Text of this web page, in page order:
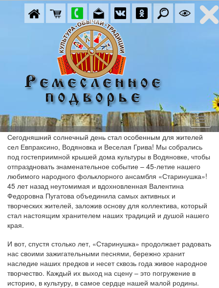
Сегодняшний солнечный день стал особенным для жителей
сел Евпраксино, Водяновка и Веселая Грива! Мы собрались
под гостеприимной крышей дома культуры в Водяновке, чтобы
отпраздновать знаменательное событие – 45-летие нашего
любимого народного фольклорного ансамбля «Старинушка»!
45 лет назад неутомимая и вдохновленная Валентина
Федоровна Пугатова объединила самых активных и
творческих жителей, заложив основу для коллектива, который
стал настоящим хранителем наших традиций и душой нашего
края.
И вот, спустя столько лет, «Старинушка» продолжает радовать
нас своими зажигательными песнями, бережно хранит
наследие наших предков и несет сквозь года живое народное
творчество. Каждый их выход на сцену – это погружение в
историю, в культуру, в самое сердце нашей малой родины.